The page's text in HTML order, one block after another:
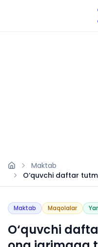
Maktab
O‘quvchi daftar
tortiladimi?
Maktab Maqolalar
O‘quvchi